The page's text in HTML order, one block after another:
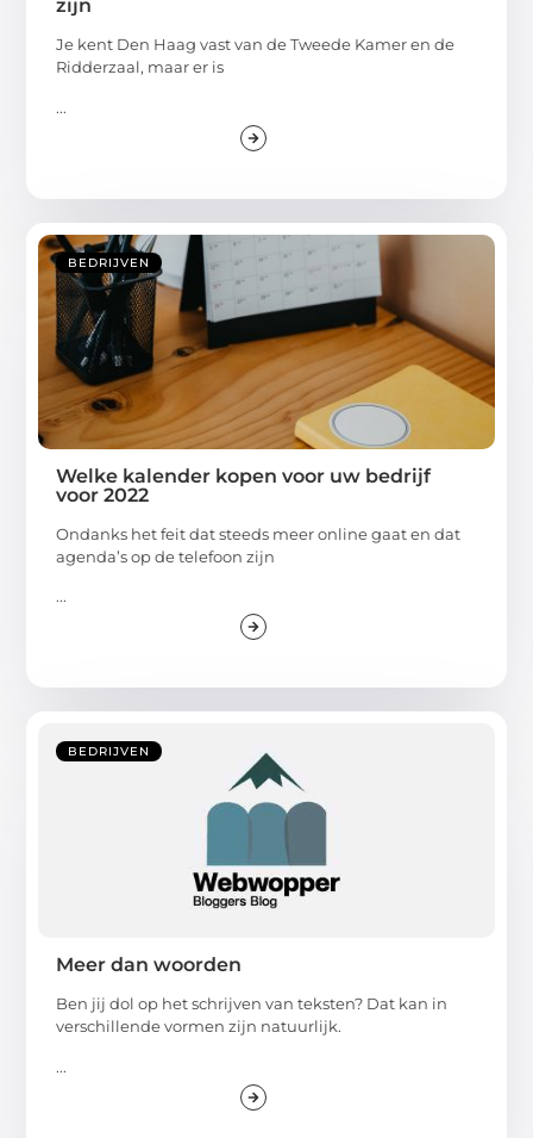
zijn
Je kent Den Haag vast van de Tweede Kamer en de
Ridderzaal, maar er is
...
BEDRIJVEN
Welke kalender kopen voor uw bedrijf
voor 2022
Ondanks het feit dat steeds meer online gaat en dat
agenda’s op de telefoon zijn
...
BEDRIJVEN
Meer dan woorden
Ben jij dol op het schrijven van teksten? Dat kan in
verschillende vormen zijn natuurlijk.
...